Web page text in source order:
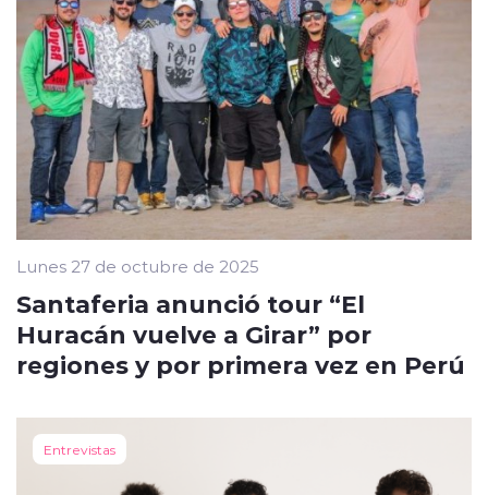
Lunes 27 de octubre de 2025
Santaferia anunció tour “El
Huracán vuelve a Girar” por
regiones y por primera vez en Perú
Entrevistas